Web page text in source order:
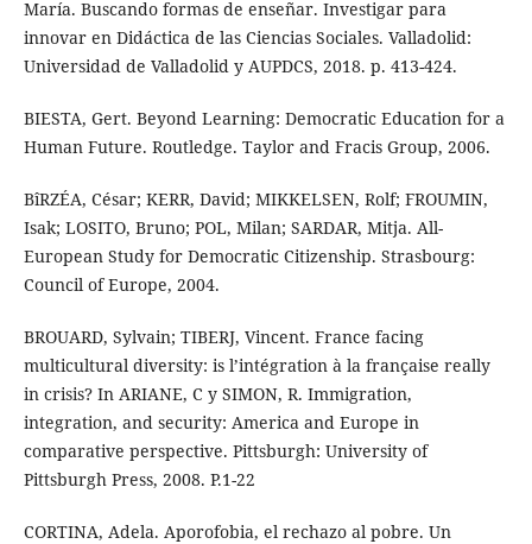
María. Buscando formas de enseñar. Investigar para
innovar en Didáctica de las Ciencias Sociales. Valladolid:
Universidad de Valladolid y AUPDCS, 2018. p. 413-424.
BIESTA, Gert. Beyond Learning: Democratic Education for a
Human Future. Routledge. Taylor and Fracis Group, 2006.
BîRZÉA, César; KERR, David; MIKKELSEN, Rolf; FROUMIN,
Isak; LOSITO, Bruno; POL, Milan; SARDAR, Mitja. All-
European Study for Democratic Citizenship. Strasbourg:
Council of Europe, 2004.
BROUARD, Sylvain; TIBERJ, Vincent. France facing
multicultural diversity: is l’intégration à la française really
in crisis? In ARIANE, C y SIMON, R. Immigration,
integration, and security: America and Europe in
comparative perspective. Pittsburgh: University of
Pittsburgh Press, 2008. P.1-22
CORTINA, Adela. Aporofobia, el rechazo al pobre. Un